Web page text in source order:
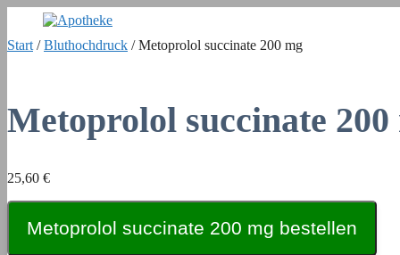
springen
Start /Bluthochdruck / Metoprolol succinate 200 mg
Metoprolol succinate 200
25,60 €
Metoprolol succinate 200 mg bestellen